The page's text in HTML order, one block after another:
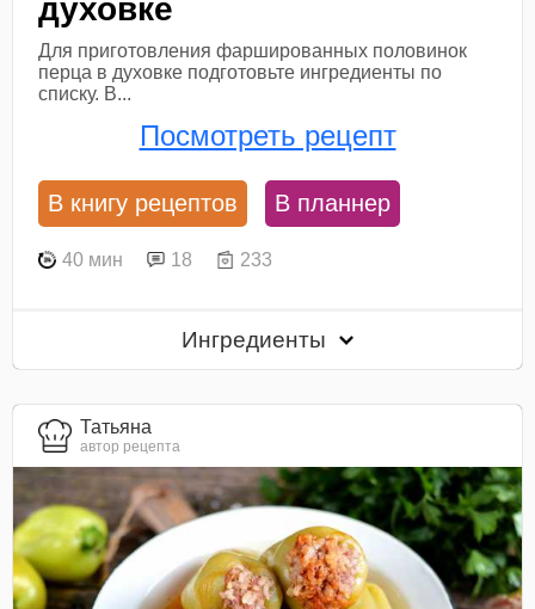
духовке
Для приготовления фаршированных половинок
перца в духовке подготовьте ингредиенты по
списку. В...
Посмотреть рецепт
В книгу рецептов В планнер
40 мин 18 233
Ингредиенты
Татьяна
автор рецепта